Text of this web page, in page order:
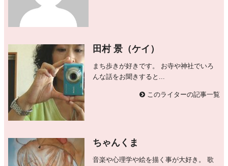
田村 景（ケイ）
まち歩きが好きです。 お寺や神社でいろ
んな話をお聞きすると...
このライターの記事一覧
ちゃんくま
音楽や心理学や絵を描く事が大好き。 歌